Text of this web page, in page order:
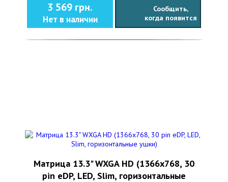
3 569 грн.
Нет в наличии
Сообщить,
когда появится
Матрица 13.3" WXGA HD (1366x768, 30
pin eDP, LED, Slim, горизонтальные